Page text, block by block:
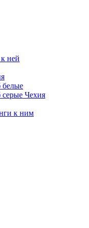
ней
белые
Чехия
к ним